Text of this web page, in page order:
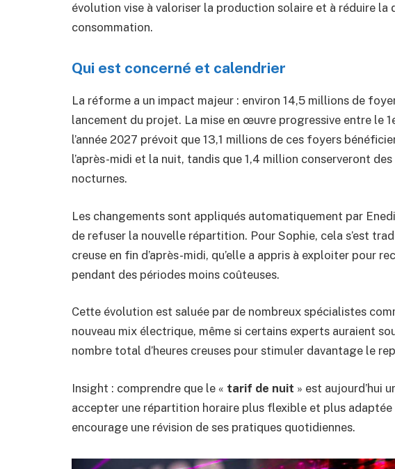
évolution vise à valoriser la production solaire et à réduire la
consommation.
Qui est concerné et calendrier
La réforme a un impact majeur : environ 14,5 millions de
lancement du projet. La mise en œuvre progressive entre le
l’année 2027 prévoit que 13,1 millions de ces foyers
l’après-midi et la nuit, tandis que 1,4 million conserveront
nocturnes.
Les changements sont appliqués automatiquement par
de refuser la nouvelle répartition. Pour Sophie, cela s’est
creuse en fin d’après-midi, qu’elle a appris à exploiter pour
pendant des périodes moins coûteuses.
Cette évolution est saluée par de nombreux spécialistes
nouveau mix électrique, même si certains experts auraient
nombre total d’heures creuses pour stimuler davantage le
Insight : comprendre que le « tarif de nuit » est aujourd’hui
accepter une répartition horaire plus flexible et plus adaptée
encourage une révision de ses pratiques quotidiennes.